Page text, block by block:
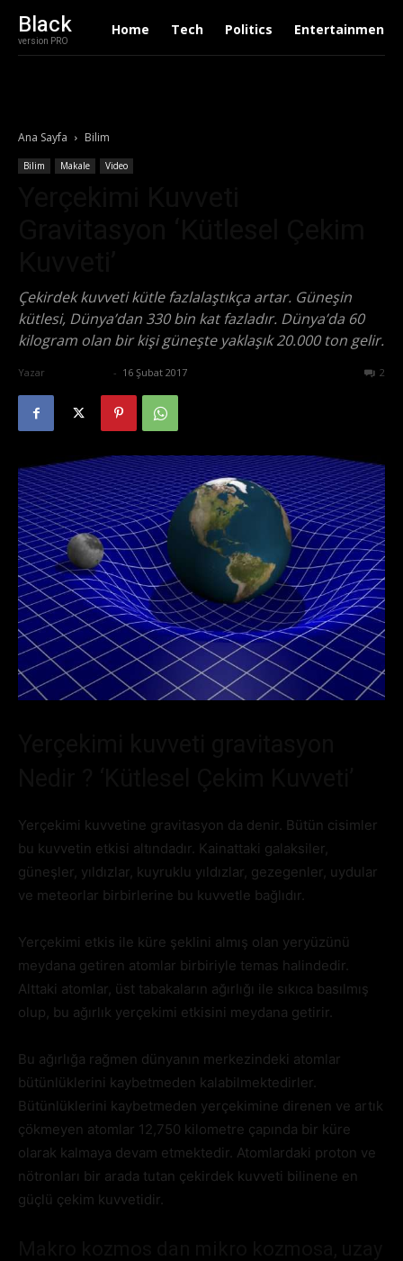
Black
version PRO
Home Tech Politics Entertainment
Ana Sayfa Bilim
Bilim Makale Video
Çekirdek kuvveti kütle fazlalaştıkça artar. Güneşin
kütlesi, Dünya’dan 330 bin kat fazladır. Dünya’da 60
kilogram olan bir kişi güneşte yaklaşık 20.000 ton gelir.
Yazar - 16 Şubat 2017 2
Yerçekimi kuvvetine gravitasyon da denir. Bütün cisimler
bu kuvvetin etkisi altındadır. Kainattaki galaksiler,
güneşler, yıldızlar, kuyruklu yıldızlar, gezegenler, uydular
ve meteorlar birbirlerine bu kuvvetle bağlıdır.
Yerçekimi etkis ile küre şeklini almış olan yeryüzünü
meydana getiren atomlar birbiriyle temas halindedir.
Alttaki atomlar, üst tabakaların ağırlığı ile sıkıca basılmış
olup, bu ağırlık yerçekimi etkisini meydana getirir.
Bu ağırlığa rağmen dünyanın merkezindeki atomlar
bütünlüklerini kaybetmeden kalabilmektedirler.
Bütünlüklerini kaybetmeden yerçekimine direnen ve artık
çökmeyen atomlar 12,750 kilometre çapında bir küre
olarak kalmaya devam etmektedir. Atomlardaki proton ve
nötronları bir arada tutan çekirdek kuvveti bilinene en
güçlü çekim kuvvetidir.